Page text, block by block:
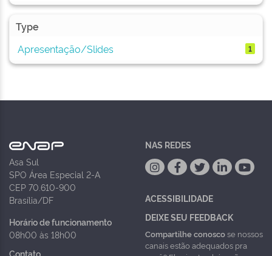
Type
Apresentação/Slides
1
Asa Sul
SPO Área Especial 2-A
CEP 70.610-900
Brasília/DF
Horário de funcionamento
08h00 às 18h00
Contato
NAS REDES
ACESSIBILIDADE
DEIXE SEU FEEDBACK
Compartilhe conoscose nossos
canais estão adequados pra